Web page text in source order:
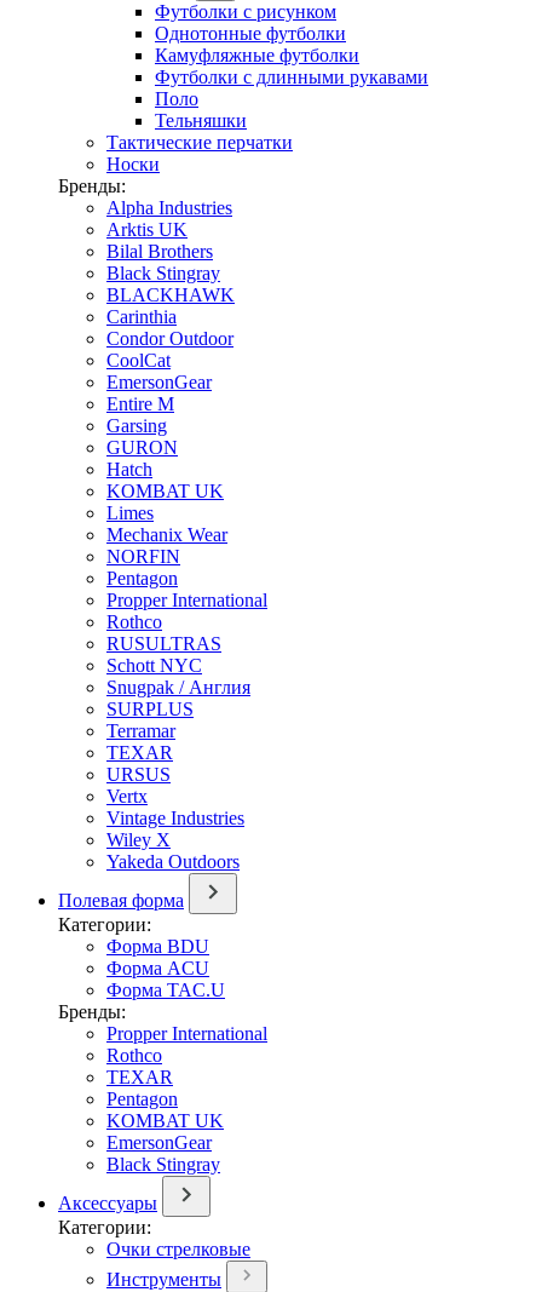
Футболки с рисунком
Однотонные футболки
Камуфляжные футболки
Футболки с длинными рукавами
Поло
Тельняшки
Тактические перчатки
Носки
Бренды:
Alpha Industries
Arktis UK
Bilal Brothers
Black Stingray
BLACKHAWK
Carinthia
Condor Outdoor
CoolCat
EmersonGear
Entire M
Garsing
GURON
Hatch
KOMBAT UK
Limes
Mechanix Wear
NORFIN
Pentagon
Propper International
Rothco
RUSULTRAS
Schott NYC
Snugpak / Англия
SURPLUS
Terramar
TEXAR
URSUS
Vertx
Vintage Industries
Wiley X
Yakeda Outdoors
Полевая форма
Категории:
Форма BDU
Форма ACU
Форма TAC.U
Бренды:
Propper International
Rothco
TEXAR
Pentagon
KOMBAT UK
EmersonGear
Black Stingray
Аксессуары
Категории:
Очки стрелковые
Инструменты